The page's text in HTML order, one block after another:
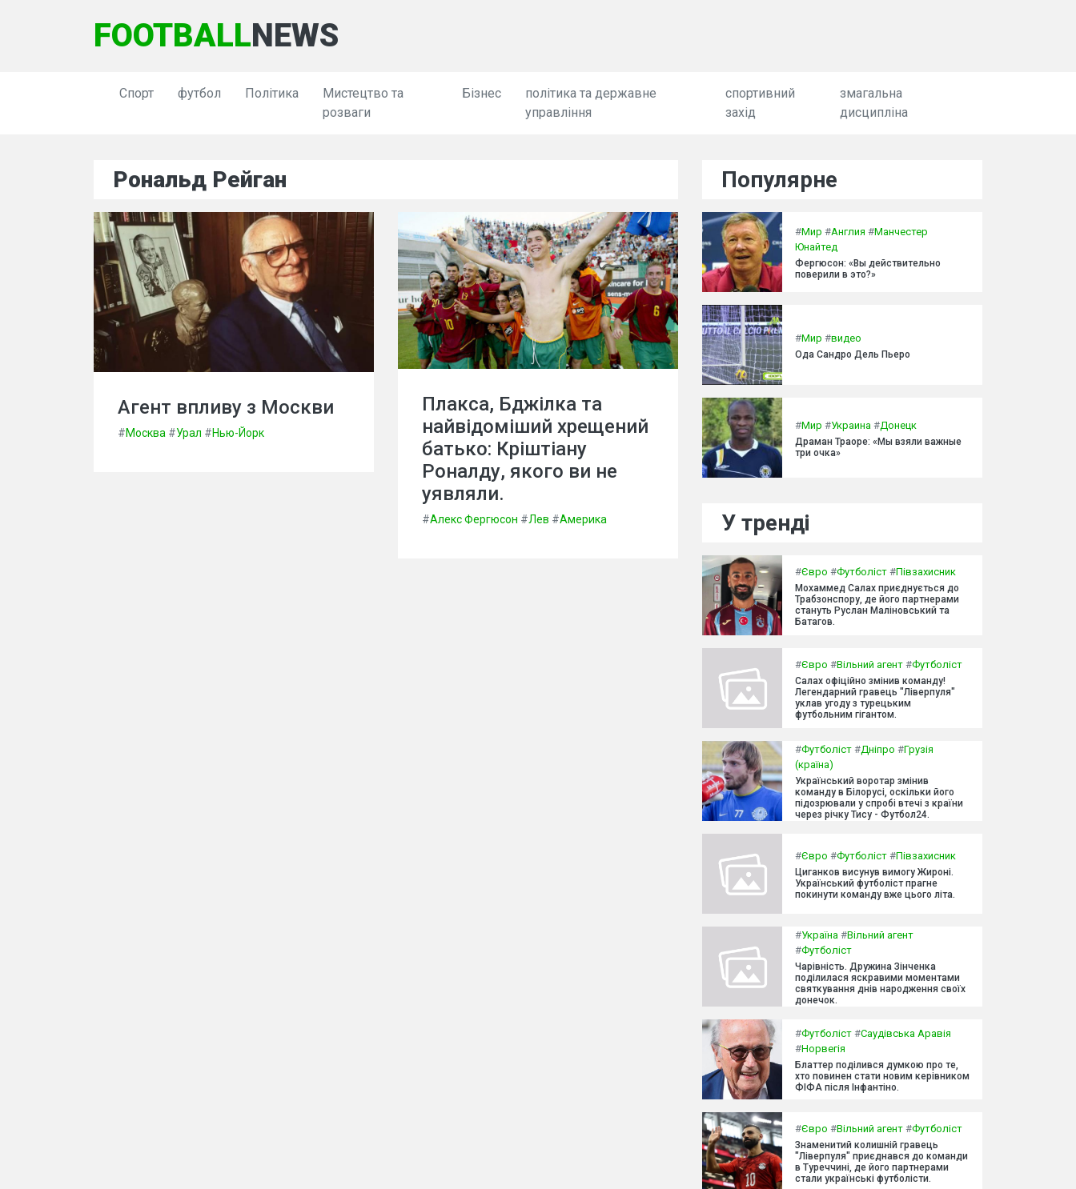
FOOTBALLNEWS
Спорт футбол Політика
Мистецтво та
розваги
Бізнес
політика та державне
управління
спортивний
захід
змагальна
дисципліна
Рональд Рейган
Агент впливу з Москви
#Москва #Урал #Нью-Йорк
Плакса, Бджілка та
найвідоміший хрещений
батько: Кріштіану
Роналду, якого ви не
уявляли.
#Алекс Фергюсон #Лев #Америка
Популярне
#Мир #Англия #Манчестер
Юнайтед
Фергюсон: «Вы действительно
поверили в это?»
#Мир #видео
Ода Сандро Дель Пьеро
#Мир #Украина #Донецк
Драман Траоре: «Мы взяли важные
три очка»
У тренді
#Євро #Футболіст #Півзахисник
Мохаммед Салах приєднується до
Трабзонспору, де його партнерами
стануть Руслан Маліновський та
Батагов.
#Євро #Вільний агент #Футболіст
Салах офіційно змінив команду!
Легендарний гравець "Ліверпуля"
уклав угоду з турецьким
футбольним гігантом.
#Футболіст #Дніпро #Грузія
(країна)
Український воротар змінив
команду в Білорусі, оскільки його
підозрювали у спробі втечі з країни
через річку Тису - Футбол24.
#Євро #Футболіст #Півзахисник
Циганков висунув вимогу Жироні.
Український футболіст прагне
покинути команду вже цього літа.
#Україна #Вільний агент
#Футболіст
Чарівність. Дружина Зінченка
поділилася яскравими моментами
святкування днів народження своїх
донечок.
#Футболіст #Саудівська Аравія
#Норвегія
Блаттер поділився думкою про те,
хто повинен стати новим керівником
ФІФА після Інфантіно.
#Євро #Вільний агент #Футболіст
Знаменитий колишній гравець
"Ліверпуля" приєднався до команди
в Туреччині, де його партнерами
стали українські футболісти.